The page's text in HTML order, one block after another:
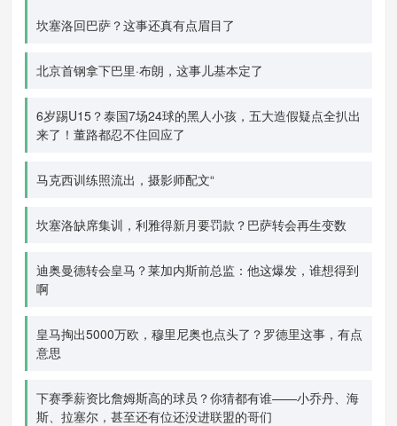
坎塞洛回巴萨？这事还真有点眉目了
北京首钢拿下巴里·布朗，这事儿基本定了
6岁踢U15？泰国7场24球的黑人小孩，五大造假疑点全扒出
来了！董路都忍不住回应了
马克西训练照流出，摄影师配文“
坎塞洛缺席集训，利雅得新月要罚款？巴萨转会再生变数
迪奥曼德转会皇马？莱加内斯前总监：他这爆发，谁想得到
啊
皇马掏出5000万欧，穆里尼奥也点头了？罗德里这事，有点
意思
下赛季薪资比詹姆斯高的球员？你猜都有谁——小乔丹、海
斯、拉塞尔，甚至还有位还没进联盟的哥们